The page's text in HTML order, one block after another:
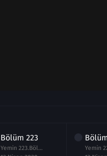
Bölüm223
Yemin 223.Bölüm izle